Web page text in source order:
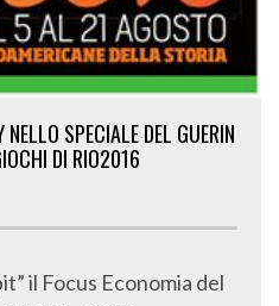
SPECIALE DEL GUERIN
DI RIO2016
il Focus Economia del